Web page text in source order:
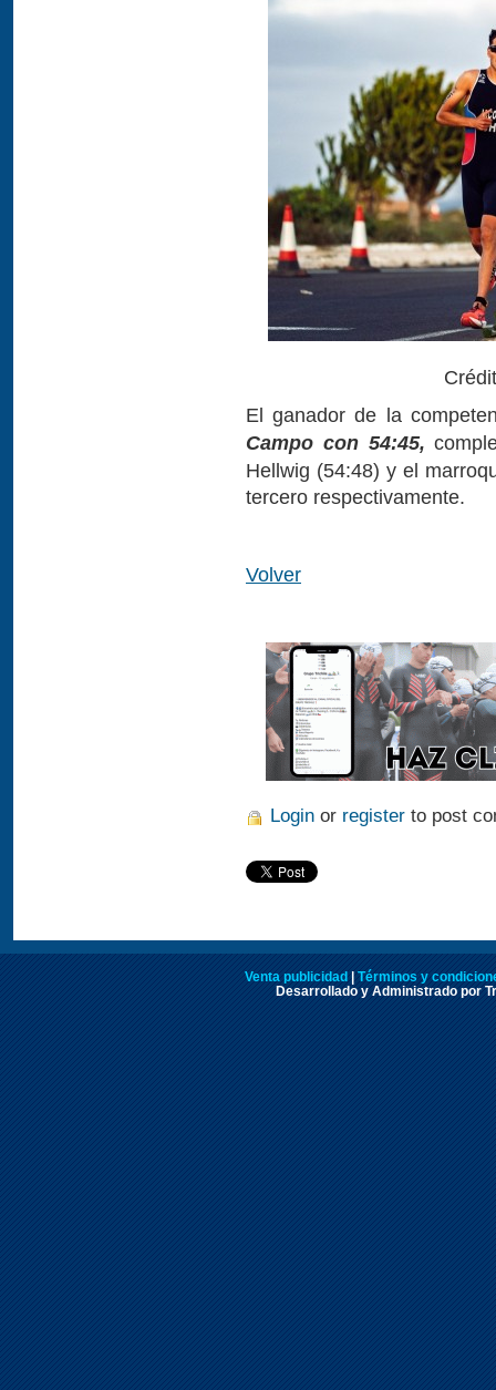
El ganador de la
Campo con 54:45,
Hellwig (54:48) y el
tercero respectivamente.
Volver
Login or register to post
Venta publicidad | Términos y
Desarrollado y Administrado por